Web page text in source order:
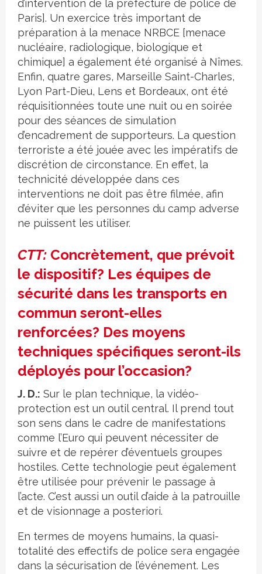
d’intervention de la préfecture de police de
Paris]. Un exercice très important de
préparation à la menace NRBCE [menace
nucléaire, radiologique, biologique et
chimique] a également été organisé à Nîmes.
Enfin, quatre gares, Marseille Saint-Charles,
Lyon Part-Dieu, Lens et Bordeaux, ont été
réquisitionnées toute une nuit ou en soirée
pour des séances de simulation
d’encadrement de supporteurs. La question
terroriste a été jouée avec les impératifs de
discrétion de circonstance. En effet, la
technicité développée dans ces
interventions ne doit pas être filmée, afin
d’éviter que les personnes du camp adverse
ne puissent les utiliser.
CTT: Concrètement, que prévoit
le dispositif? Les équipes de
sécurité dans les transports en
commun seront-elles
renforcées? Des moyens
techniques spécifiques seront-ils
déployés pour l’occasion?
J. D.: Sur le plan technique, la vidéo-
protection est un outil central. Il prend tout
son sens dans le cadre de manifestations
comme l’Euro qui peuvent nécessiter de
suivre et de repérer d’éventuels groupes
hostiles. Cette technologie peut également
être utilisée pour prévenir le passage à
l’acte. C’est aussi un outil d’aide à la patrouille
et de visionnage a posteriori.
En termes de moyens humains, la quasi-
totalité des effectifs de police sera engagée
dans la sécurisation de l’événement. Les